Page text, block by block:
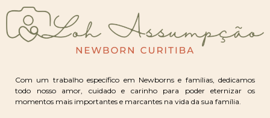
Com um trabalho específico em Newborns e famílias, dedicamos
todo nosso amor, cuidado e carinho para poder eternizar os
momentos mais importantes e marcantes na vida da sua família.